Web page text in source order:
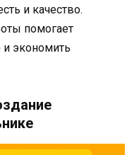
и качество.
помогает
и экономить